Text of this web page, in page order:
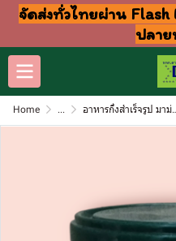
จัดส่งทั่วไทยผ่าน Flash
ปลาย
Home ... อาหารกึ่งสำเร็จรูป มาม่า ปลากระป๋อง